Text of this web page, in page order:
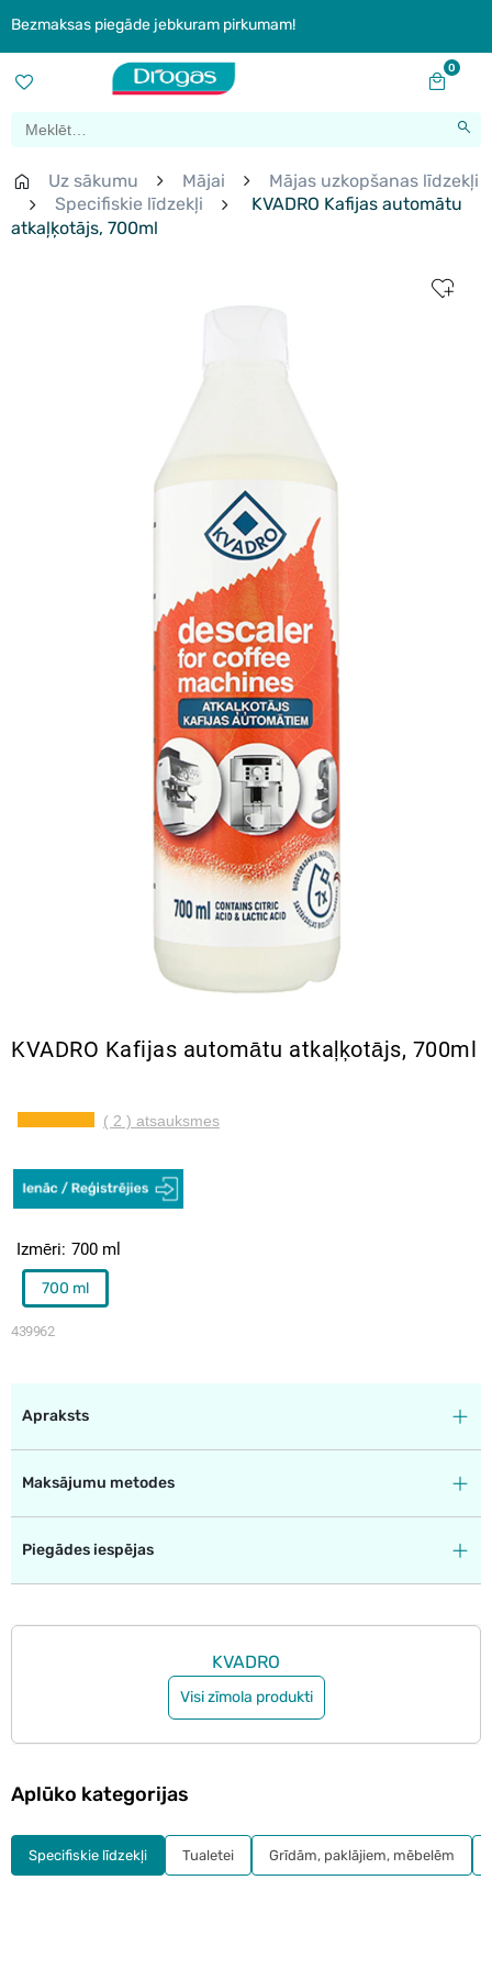
Bezmaksas piegāde jebkuram pirkumam!
0
Uz sākumu Mājai
Mājas uzkopšanas līdzekļi
Specifiskie līdzekļi
KVADRO Kafijas automātu
atkaļķotājs, 700ml
KVADRO Kafijas automātu atkaļķotājs, 700ml
( 2 ) atsauksmes
439962
Izmēri 700 ml
700 ml
Apraksts
Maksājumu metodes
Piegādes iespējas
KVADRO
Visi zīmola produkti
Aplūko kategorijas
Specifiskie līdzekļi Tualetei Grīdām, paklājiem, mēbelēm